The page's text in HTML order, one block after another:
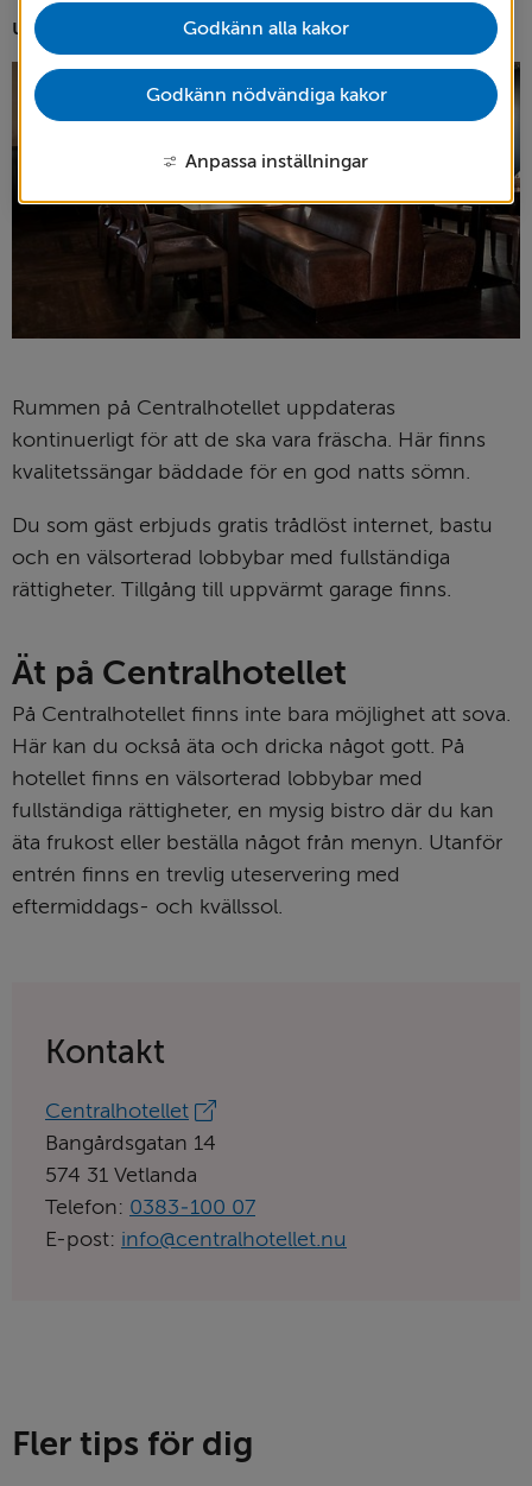
Godkänn alla kakor
Godkänn nödvändiga kakor
Anpassa inställningar
uteserveringen.
Rummen på Centralhotellet uppdateras
kontinuerligt för att de ska vara fräscha. Här finns
kvalitetssängar bäddade för en god natts sömn.
Du som gäst erbjuds gratis trådlöst internet, bastu
och en välsorterad lobbybar med fullständiga
rättigheter. Tillgång till uppvärmt garage finns.
Ät på Centralhotellet
På Centralhotellet finns inte bara möjlighet att sova.
Här kan du också äta och dricka något gott. På
hotellet finns en välsorterad lobbybar med
fullständiga rättigheter, en mysig bistro där du kan
äta frukost eller beställa något från menyn. Utanför
entrén finns en trevlig uteservering med
eftermiddags- och kvällssol.
Kontakt
Länk
till
aktörens
hemsida:
Centralhotellet
Bangårdsgatan 14
574 31 Vetlanda
Telefon: 0383‑100 07
E-post: info@centralhotellet.nu
Fler tips för dig